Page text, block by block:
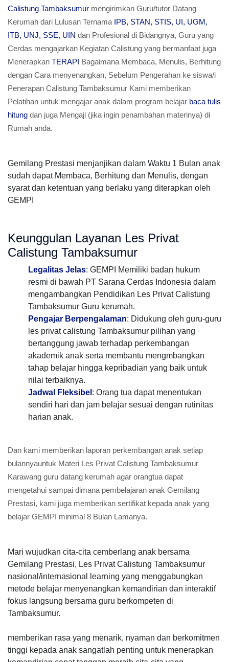
Calistung Tambaksumur mengirimkan Guru/tutor Datang
Kerumah dari Lulusan Ternama IPB, STAN, STIS, UI, UGM,
ITB, UNJ, SSE, UIN dan Profesional di Bidangnya, Guru yang
Cerdas mengajarkan Kegiatan Calistung yang bermanfaat juga
Menerapkan TERAPI Bagaimana Membaca, Menulis, Berhitung
dengan Cara menyenangkan, Sebelum Pengerahan ke siswa/i
Penerapan Calistung Tambaksumur Kami memberikan
Pelatihan untuk mengajar anak dalam program belajar baca tulis
hitung dan juga Mengaji (jika ingin penambahan materinya) di
Rumah anda.
Gemilang Prestasi menjanjikan dalam Waktu 1 Bulan anak
sudah dapat Membaca, Berhitung dan Menulis, dengan
syarat dan ketentuan yang berlaku yang diterapkan oleh
GEMPI
Keunggulan Layanan Les Privat
Calistung Tambaksumur
Legalitas Jelas: GEMPI Memiliki badan hukum
resmi di bawah PT Sarana Cerdas Indonesia dalam
mengambangkan Pendidikan Les Privat Calistung
Tambaksumur Guru kerumah.
Pengajar Berpengalaman: Didukung oleh guru-guru
les privat calistung Tambaksumur pilihan yang
bertanggung jawab terhadap perkembangan
akademik anak serta membantu mengmbangkan
tahap belajar hingga kepribadian yang baik untuk
nilai terbaiknya.
Jadwal Fleksibel : Orang tua dapat menentukan
sendiri hari dan jam belajar sesuai dengan rutinitas
harian anak.
Dan kami memberikan laporan perkembangan anak setiap
bulannyauntuk Materi Les Privat Calistung Tambaksumur
Karawang guru datang kerumah agar orangtua dapat
mengetahui sampai dimana pembelajaran anak Gemilang
Prestasi, kami juga memberikan sertifikat kepada anak yang
belajar GEMPI minimal 8 Bulan Lamanya.
Mari wujudkan cita-cita cemberlang anak bersama
Gemilang Prestasi, Les Privat Calistung Tambaksumur
nasional/internasional learning yang menggabungkan
metode belajar menyenangkan kemandirian dan interaktif
fokus langsung bersama guru berkompeten di
Tambaksumur.
memberikan rasa yang menarik, nyaman dan berkomitmen
tinggi kepada anak sangatlah penting untuk menerapkan